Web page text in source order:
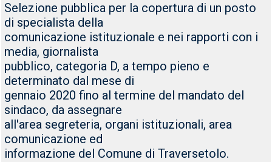
Selezione pubblica per la copertura di un posto
di specialista della
comunicazione istituzionale e nei rapporti con i
media, giornalista
pubblico, categoria D, a tempo pieno e
determinato dal mese di
gennaio 2020 fino al termine del mandato del
sindaco, da assegnare
all'area segreteria, organi istituzionali, area
comunicazione ed
informazione del Comune di Traversetolo.